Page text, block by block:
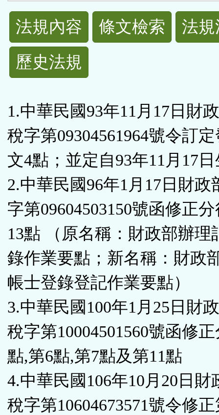
法
規
功
按
鈕
區
法規內容 條文檢索
法
歷史法規
1.中華民國93年11月17日財
稅字第09304561964號令訂
文4點；並定自93年11月17
2.中華民國96年1月17日財政
字第09604503150號函修正
13點 （原名稱：財政部辦理
錄作業要點；新名稱：財政
帳士登錄登記作業要點）
3.中華民國100年1月25日財
稅字第10004501560號函修
點,第6點,第7點及第11點
4.中華民國106年10月20日財
稅字第10604673571號令修